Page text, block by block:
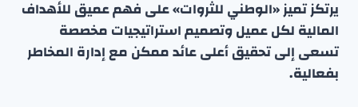
يرتكز تميز «الوطني للثروات» على فهم عميق للأهداف
المالية لكل عميل وتصميم استراتيجيات مخصصة
تسعى إلى تحقيق أعلى عائد ممكن مع إدارة المخاطر
بفعالية.